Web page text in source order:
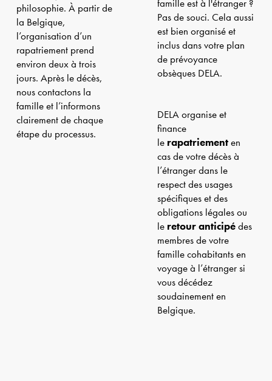
philosophie. À partir de
la Belgique,
l’organisation d’un
rapatriement prend
environ deux à trois
jours. Après le décès,
nous contactons la
famille et l’informons
clairement de chaque
étape du processus.
famille est à l'étranger ?
Pas de souci. Cela aussi
est bien organisé et
inclus dans votre plan
de prévoyance
obsèques DELA.
DELA organise et
finance
le rapatriementen
cas de votre décès à
l’étranger dans le
respect des usages
spécifiques et des
obligations légales ou
le retour anticipédes
membres de votre
famille cohabitants en
voyage à l’étranger si
vous décédez
soudainement en
Belgique.